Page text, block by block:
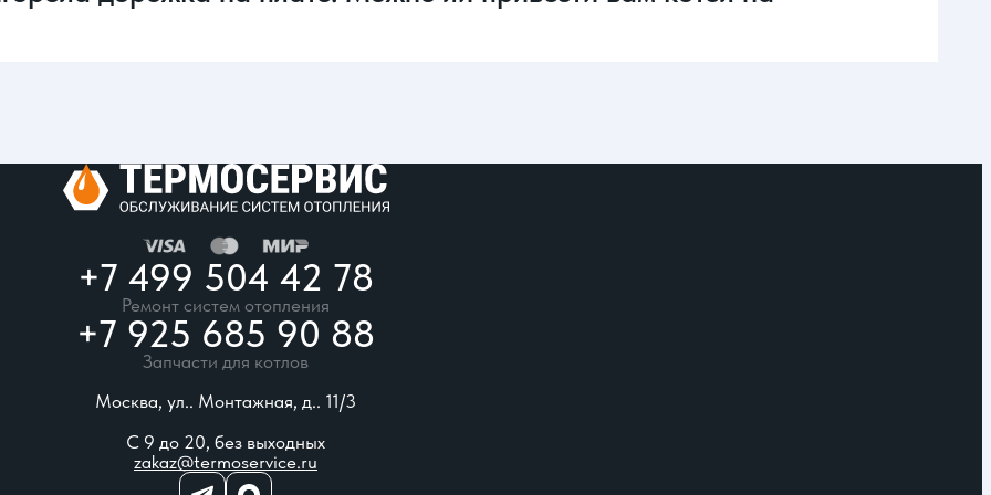
+7 499 504 42 78
Ремонт систем отопления
+7 925 685 90 88
Запчасти для котлов
Москва, ул.. Монтажная, д.. 11/3
С 9 до 20, без выходных
zakaz@termoservice.ru